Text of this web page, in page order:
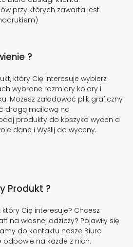
przy których zawarta jest
?
który Cię interesuje wybierz
wybrane rozmiary kolory i
Możesz załadować plik graficzny
drogą mailową na
produkty do koszyka wycen a
dane i Wyślij do wyceny.
Produkt ?
który Cię interesuje? Chcesz
na własnej odzieży? Pojawiły się
do kontaktu nasze Biuro
odpowie na każde z nich.